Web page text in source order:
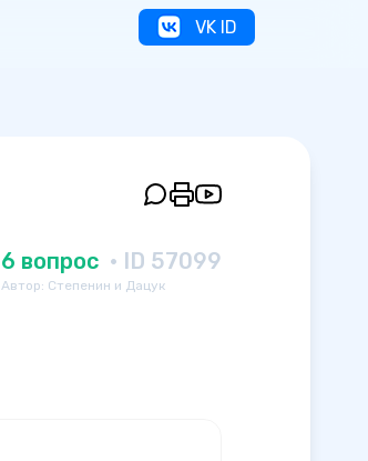
VK ID
6 вопрос · ID 57099
Автор: Степенин и Дацук